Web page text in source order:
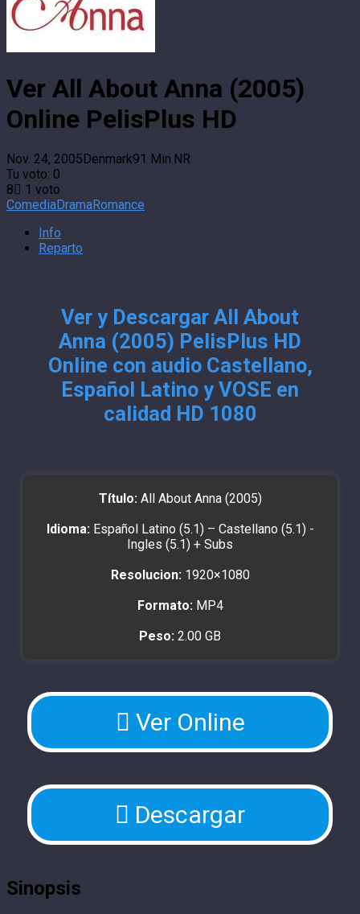
Ver All About Anna (2005)
Online PelisPlus HD
Nov. 24, 2005Denmark91 Min.NR
Tu voto: 0
8
1 voto
ComediaDramaRomance
Info
Reparto
Ver y Descargar All About
Anna (2005) PelisPlus HD
Online con audio Castellano,
Español Latino y VOSE en
calidad HD 1080
Título: All About Anna (2005)
Idioma: Español Latino (5.1) – Castellano (5.1) -
Ingles (5.1) + Subs
Resolucion: 1920×1080
Formato: MP4
Peso: 2.00 GB
Ver Online
Descargar
Sinopsis